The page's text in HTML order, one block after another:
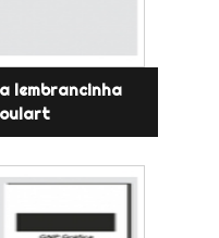
lembrancinha